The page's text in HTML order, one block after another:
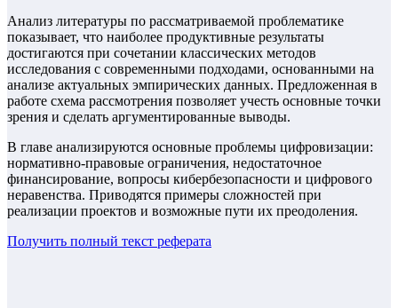
Анализ литературы по рассматриваемой проблематике
показывает, что наиболее продуктивные результаты
достигаются при сочетании классических методов
исследования с современными подходами, основанными на
анализе актуальных эмпирических данных. Предложенная в
работе схема рассмотрения позволяет учесть основные точки
зрения и сделать аргументированные выводы.
В главе анализируются основные проблемы цифровизации:
нормативно-правовые ограничения, недостаточное
финансирование, вопросы кибербезопасности и цифрового
неравенства. Приводятся примеры сложностей при
реализации проектов и возможные пути их преодоления.
Получить полный текст реферата